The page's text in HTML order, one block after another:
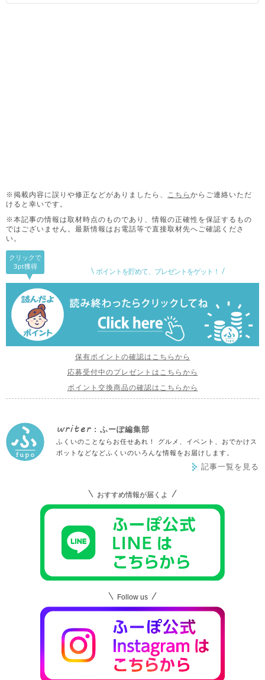
※掲載内容に誤りや修正などがありましたら、 こちら からご連絡いただ
けると幸いです。
※本記事の情報は取材時点のものであり、情報の正確性を保証するもの
ではございません。 最新情報はお電話等で直接取材先へご確認くださ
い。
ポイントを貯めて、プレゼントをゲット！
クリックで
3pt獲得
保有ポイントの確認はこちらから
応募受付中のプレゼントはこちらから
ポイント交換商品の確認はこちらから
writer : ふーぽ編集部
ふくいのことならお任せあれ！ グルメ、イベント、おでかけス
ポットなどなどふくいのいろんな情報をお届けします。
記事一覧を見る
おすすめ情報が届くよ
Follow us